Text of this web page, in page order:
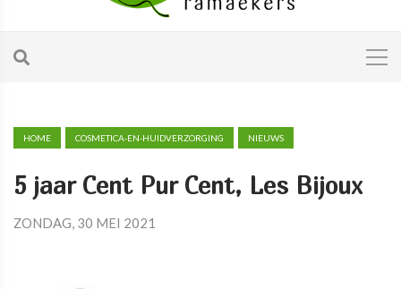
HOME COSMETICA-EN-HUIDVERZORGING NIEUWS
5 jaar Cent Pur Cent, Les Bijoux
ZONDAG, 30 MEI 2021